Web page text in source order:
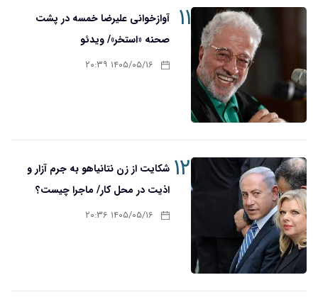
۱۱
آوازخوانی علیرضا خمسه در پشت
صحنه «استخر»/ ویدئو
۱۴۰۵/۰۵/۱۶ ۲۰:۳۹
۱۲ شکایت از زن نتانیاهو به جرم آزار و
اذیت در محل کار/ ماجرا چیست؟
۱۴۰۵/۰۵/۱۶ ۲۰:۳۶